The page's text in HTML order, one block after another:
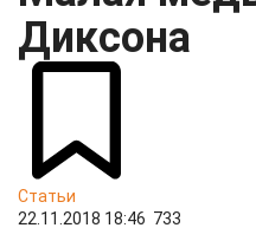
Диксона
Статьи
22.11.2018 18:46 733